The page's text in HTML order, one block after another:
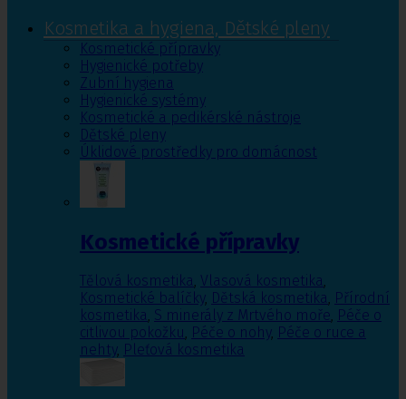
Kosmetika a hygiena, Dětské pleny
Kosmetické přípravky
Hygienické potřeby
Zubní hygiena
Hygienické systémy
Kosmetické a pedikérské nástroje
Dětské pleny
Úklidové prostředky pro domácnost
Kosmetické přípravky
Tělová kosmetika, Vlasová kosmetika,
Kosmetické balíčky, Dětská kosmetika, Přírodní
kosmetika, S minerály z Mrtvého moře, Péče o
citlivou pokožku, Péče o nohy, Péče o ruce a
nehty, Pleťová kosmetika